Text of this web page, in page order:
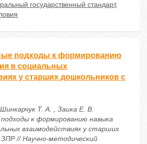
государственный стандарт,
подходы к формированию
в социальных
у старших дошкольников с
Т. А. , Заика Е. В.
к формированию навыка
взаимодействиях у старших
ЗПР // Научно-методический